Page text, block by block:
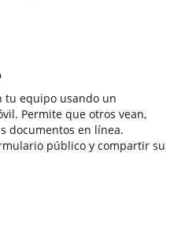
tu equipo usando un
Permite que otros vean,
documentos en línea.
público y compartir su